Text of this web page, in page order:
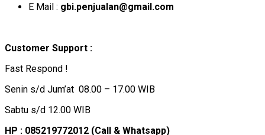
E Mail : gbi.penjualan@gmail.com
Customer Support :
Fast Respond !
Senin s/d Jum’at 08.00 – 17.00 WIB
Sabtu s/d 12.00 WIB
HP : 085219772012 (Call & Whatsapp)